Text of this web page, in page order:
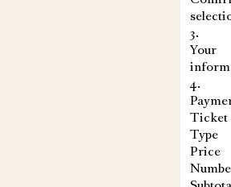
3.
Your
4.
Ticket
Type
Price